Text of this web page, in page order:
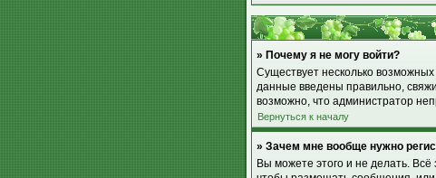
» Почему я не могу войти?
Существует несколько
данные введены правильно,
возможно, что администратор
Вернуться к началу
» Зачем мне вообще нужно
Вы можете этого и не делать.